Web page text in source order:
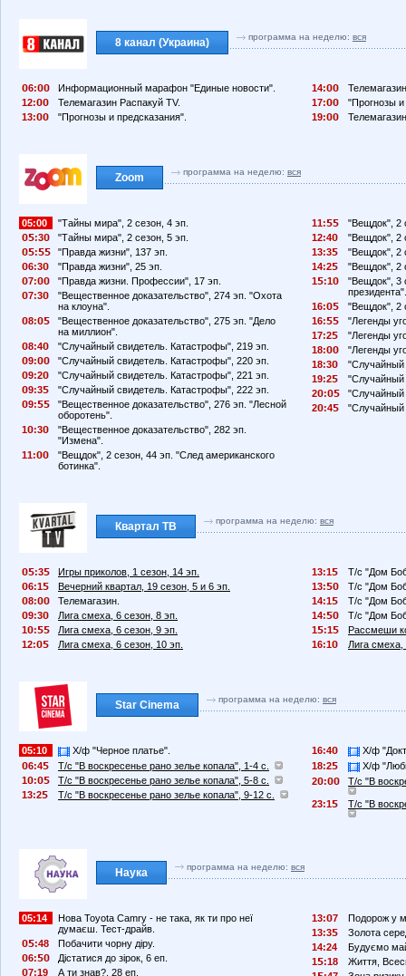
8 канал (Украина) программа на неделю: вся
6:
Информационный марафон "Единые новости".
12:
Телемагазин Распакуй TV.
13:
"Прогнозы и предсказания".
14:
17:
"Прогнозы и
19:
Zoom программа на неделю: вся
05:00
"Тайны мира", 2 сезон, 4 эп.
:3
"Тайны мира", 2 сезон, 5 эп.
:
"Правда жизни", 137 эп.
6:3
"Правда жизни", 25 эп.
7:
"Правда жизни. Профессии", 17 эп.
7:3
"Вещественное доказательство", 274 эп. "Охота
на клоуна".
8:
"Вещественное доказательство", 275 эп. "Дело
на миллион".
8:4
"Случайный свидетель. Катастрофы", 219 эп.
9:
"Случайный свидетель. Катастрофы", 220 эп.
9:2
"Случайный свидетель. Катастрофы", 221 эп.
9:3
"Случайный свидетель. Катастрофы", 222 эп.
9:
"Вещественное доказательство", 276 эп. "Лесной
оборотень".
1
:3
"Вещественное доказательство", 282 эп.
"Измена".
11:
"Вещдок", 2 сезон, 44 эп. "След американского
ботинка".
11:
"Вещдок", 2
12:4
"Вещдок", 2
13:3
"Вещдок", 2
14:2
"Вещдок", 2
1
:1
"Вещдок", 3
президента".
16:
"Вещдок", 2
16:
"Легенды
17:2
"Легенды
18:
"Легенды
18:3
"Случайный
19:2
"Случайный
2
:
"Случайный
2
:4 "Случайный
Квартал ТВ программа на неделю: вся
:3
Игры приколов, 1 сезон, 14 эп.
6:1
Вечерний квартал, 19 сезон, 5 и 6 эп.
8:
Телемагазин.
9:3
Лига смеха, 6 сезон, 8 эп.
1
:
Лига смеха, 6 сезон, 9 эп.
12:
Лига смеха, 6 сезон, 10 эп.
13:1
Т/с "Дом
13:
Т/с "Дом
14:1
Т/с "Дом
14:
Т/с "Дом
1
:1
Рассмеши
16:1
Лига смеха,
Star Cinema программа на неделю: вся
05:10
Х/ф "Черное платье".
6:4
Т/с "В воскресенье рано зелье копала", 1-4 с.
1
:
Т/с "В воскресенье рано зелье копала", 5-8 с.
13:2
Т/с "В воскресенье рано зелье копала", 9-12 с.
16:4
Х/ф
18:2
Х/ф
2
: Т/с "В
23:1 Т/с "В
Наука программа на неделю: вся
05:14
Нова Toyota Camry - не така, як ти про неї
думаєш. Тест-драйв.
:48
Побачити чорну діру.
6:
Дістатися до зірок, 6 еп.
7:19
А ти знав?, 28 еп.
13: 7
Подорож у
13:3
Золота
14:24
Будуємо
1
:18
Життя,